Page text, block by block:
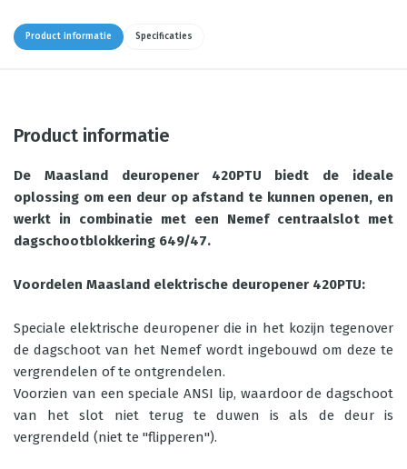
Product informatie Specificaties
Product informatie
De Maasland deuropener 420PTU biedt de ideale
oplossing om een deur op afstand te kunnen openen, en
werkt in combinatie met een Nemef centraalslot met
dagschootblokkering 649/47.
Voordelen Maasland elektrische deuropener 420PTU:
Speciale elektrische deuropener die in het kozijn tegenover
de dagschoot van het Nemef wordt ingebouwd om deze te
vergrendelen of te ontgrendelen.
Voorzien van een speciale ANSI lip, waardoor de dagschoot
van het slot niet terug te duwen is als de deur is
vergrendeld (niet te "flipperen").